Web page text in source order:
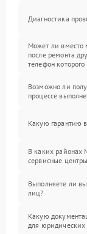
Диагностика
Может ли вместо
после ремонта
телефон
Возможно ли
процессе
Какую гарантию
В каких районах
сервисные
Выполняете ли
лиц?
Какую
для юридических